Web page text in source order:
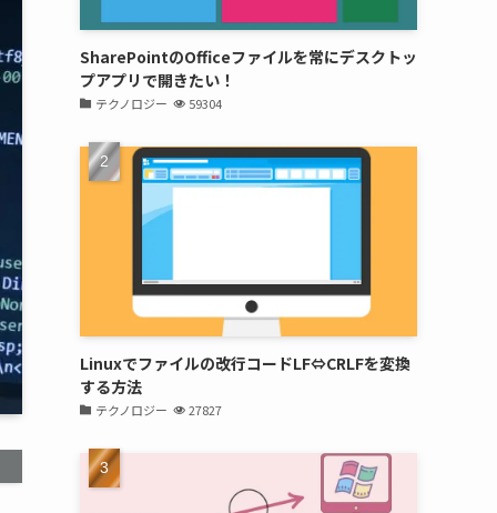
SharePointのOfficeファイルを常にデスクトッ
プアプリで開きたい！
テクノロジー 59304
Linuxでファイルの改行コードLF⇔CRLFを変換
する方法
テクノロジー 27827